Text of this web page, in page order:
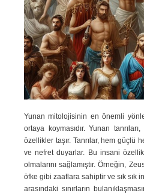
Yunan mitolojisinin en önemli
ortaya koymasıdır. Yunan
özellikler taşır. Tanrılar, hem güçlü
ve nefret duyarlar. Bu insani
olmalarını sağlamıştır. Örneğin,
öfke gibi zaaflara sahiptir ve sık sık
arasındaki sınırların